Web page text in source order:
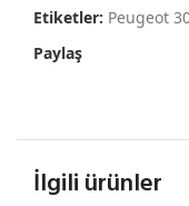
Etiketler: Peugeot
Paylaş
İlgili ürünler